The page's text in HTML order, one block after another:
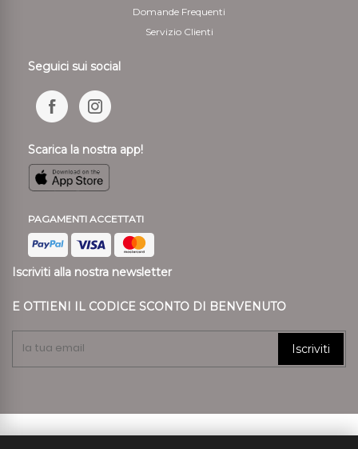
Domande Frequenti
Servizio Clienti
Seguici sui social
Scarica la nostra app!
PAGAMENTI ACCETTATI
Iscriviti alla nostra newsletter
E OTTIENI IL CODICE SCONTO DI BENVENUTO
Iscriviti
© 2024 Ronca Style P.I. 01807890239 REA VR 197557